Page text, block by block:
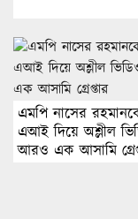
এমপি নাসের
এআই দিয়ে অশ্লীল
আরও এক আসামি